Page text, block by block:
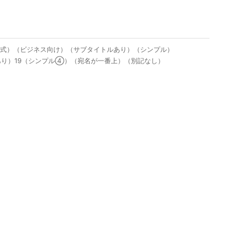
（ビジネス向け）（サブタイトルあり）（シンプル）
）19（シンプル④）（宛名が一番上）（別記なし）